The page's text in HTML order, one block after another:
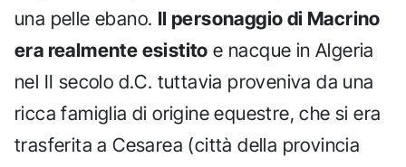
una pelle ebano. Il personaggio di Macrino
era realmente esistito e nacque in Algeria
nel II secolo d.C. tuttavia proveniva da una
ricca famiglia di origine equestre, che si era
trasferita a Cesarea (città della provincia